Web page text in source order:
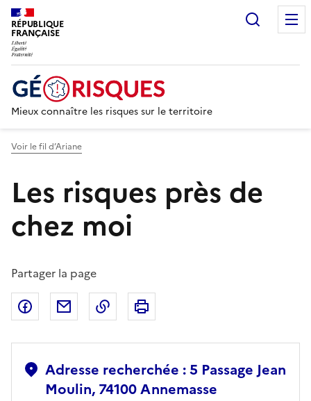
RÉPUBLIQUE
FRANÇAISE
Mieux connaître les risques sur le territoire
Voir le fil d’Ariane
Les risques près de
chez moi
Partager la page
Partager sur Facebook
Partager par emailCopier dans le presse-papier
Adresse recherchée : 5 Passage Jean
Moulin, 74100 Annemasse